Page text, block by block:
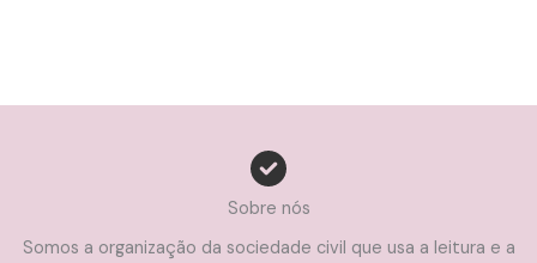
Sobre nós
Somos a organização da sociedade civil que usa a leitura e a